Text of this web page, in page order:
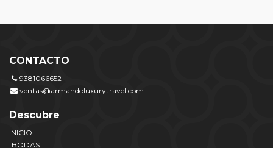
CONTACTO
9381066652
ventas@armandoluxurytravel.com
Descubre
INICIO
BODAS